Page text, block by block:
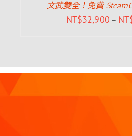
文武雙全！免費
NT$32,900 –